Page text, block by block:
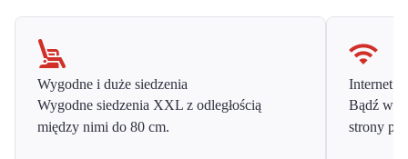
Wygodne i duże siedzenia
Wygodne siedzenia XXL z odległością
między nimi do 80 cm.
Internet
Bądź w
strony